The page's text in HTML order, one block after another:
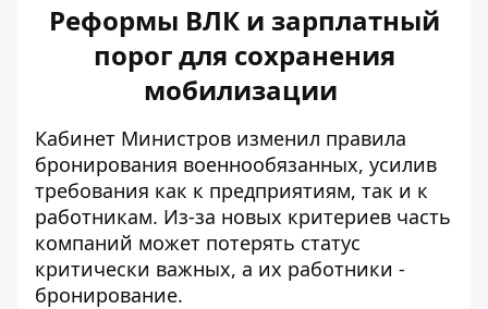
Реформы ВЛК и зарплатный
порог для сохранения
мобилизации
Кабинет Министров изменил правила
бронирования военнообязанных, усилив
требования как к предприятиям, так и к
работникам. Из-за новых критериев часть
компаний может потерять статус
критически важных, а их работники -
бронирование.